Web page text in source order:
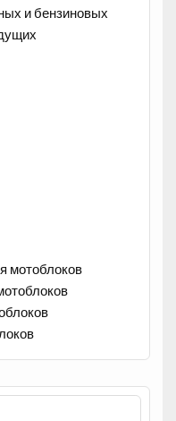
и бензиновых